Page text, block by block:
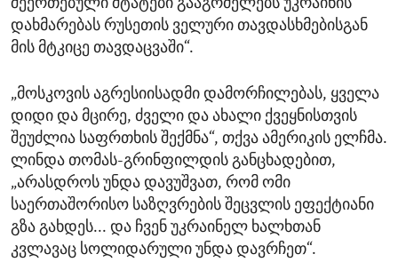
შეერთებული შტატები გააგრძელებს უკრაინის
დახმარებას რუსეთის ველური თავდასხმებისგან
მის მტკიცე თავდაცვაში“.
„მოსკოვის აგრესიისადმი დამორჩილებას, ყველა
დიდი და მცირე, ძველი და ახალი ქვეყნისთვის
შეუძლია საფრთხის შექმნა“, თქვა ამერიკის ელჩმა.
ლინდა თომას-გრინფილდის განცხადებით,
„არასდროს უნდა დავუშვათ, რომ ომი
საერთაშორისო საზღვრების შეცვლის ეფექტიანი
გზა გახდეს... და ჩვენ უკრაინელ ხალხთან
კვლავაც სოლიდარული უნდა დავრჩეთ“.